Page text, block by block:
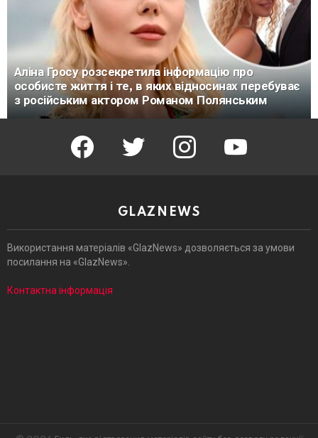
Аліна Гросу розсекретила інформацію про
особисте життя і те, в яких відносинах перебуває
з російським актором Романом Полянським
facebook twitter instagram youtube
GLAZNEWS
Використання матеріалів «GlazNews» дозволяється за умови
посилання на «GlazNews».
Контактна інформація